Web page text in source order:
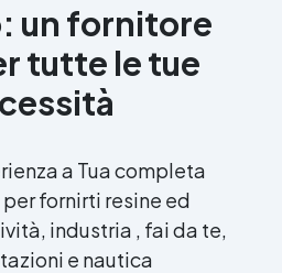
un fornitore
tutte le tue
a Tua completa
fornirti resine ed
industria , fai da te,
e nautica